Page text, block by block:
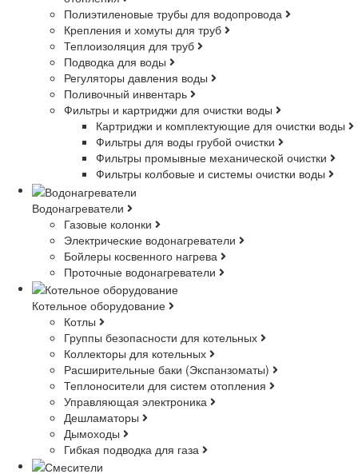
Полиэтиленовые трубы для водопровода
Крепления и хомуты для труб
Теплоизоляция для труб
Подводка для воды
Регуляторы давления воды
Поливочный инвентарь
Фильтры и картриджи для очистки воды
Картриджи и комплектующие для очистки воды
Фильтры для воды грубой очистки
Фильтры промывные механической очистки
Фильтры колбовые и системы очистки воды
Водонагреватели
Газовые колонки
Электрические водонагреватели
Бойлеры косвенного нагрева
Проточные водонагреватели
Котельное оборудование
Котлы
Группы безопасности для котельных
Коллекторы для котельных
Расширительные баки (Экспанзоматы)
Теплоносители для систем отопления
Управляющая электроника
Дешламаторы
Дымоходы
Гибкая подводка для газа